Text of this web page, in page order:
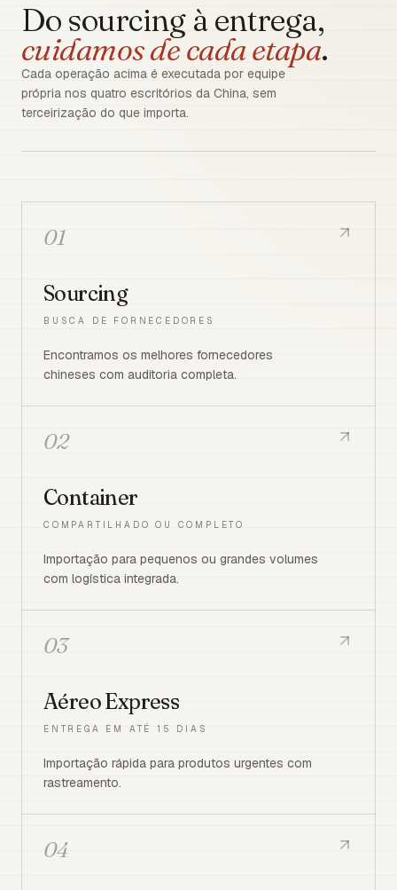
Do sourcing à entrega,
cuidamos de cada etapa.
Cada operação acima é executada por equipe
própria nos quatro escritórios da China, sem
terceirização do que importa.
01
Sourcing
BUSCA DE FORNECEDORES
Encontramos os melhores fornecedores
chineses com auditoria completa.
02
Container
COMPARTILHADO OU COMPLETO
Importação para pequenos ou grandes volumes
com logística integrada.
03
Aéreo Express
ENTREGA EM ATÉ 15 DIAS
Importação rápida para produtos urgentes com
rastreamento.
04